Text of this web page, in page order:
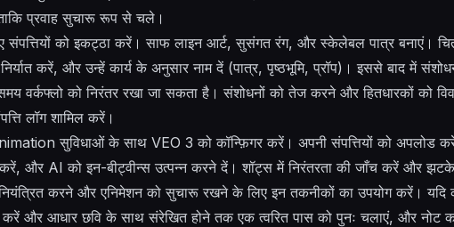
प्रवाह सुचारू रूप से चले।
संपत्तियों को इकट्ठा करें। साफ लाइन आर्ट, सुसंगत रंग, और स्केलेबल पात्र बनाएं।
करें, और उन्हें कार्य के अनुसार नाम दें (पात्र, पृष्ठभूमि, प्रॉप)। इससे बाद में
वर्कफ्लो को निरंतर रखा जा सकता है। संशोधनों को तेज करने और हितधारकों को
लॉग शामिल करें।
सुविधाओं के साथ VEO 3 को कॉन्फ़िगर करें। अपनी संपत्तियों को अपलोड
करें, और AI को इन-बीट्वीन्स उत्पन्न करने दें। शॉट्स में निरंतरता की जाँच करें और
करने और एनिमेशन को सुचारू रखने के लिए इन तकनीकों का उपयोग करें। यदि
करें और आधार छवि के साथ संरेखित होने तक एक त्वरित पास को पुनः चलाएं, और नोट